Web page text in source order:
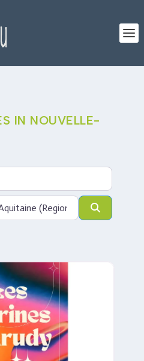
IN NOUVELLE-